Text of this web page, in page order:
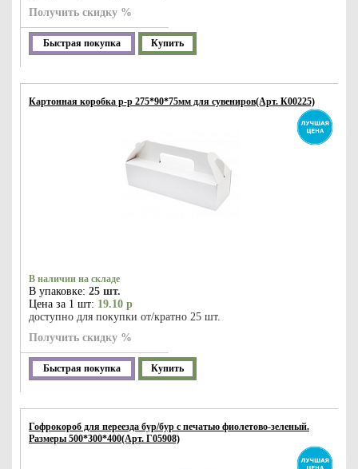
Получить скидку %
Быстрая покупка Купить
Картонная коробка р-р 275*90*75мм для сувениров(Арт. К00225)
В наличии на складе
В упаковке: 25 шт.
Цена за 1 шт: 19.10 р
доступно для покупки от/кратно 25 шт.
Получить скидку %
Быстрая покупка Купить
Гофрокороб для переезда бур/бур с печатью фиолетово-зеленый.
Размеры 500*300*400(Арт. Г05908)